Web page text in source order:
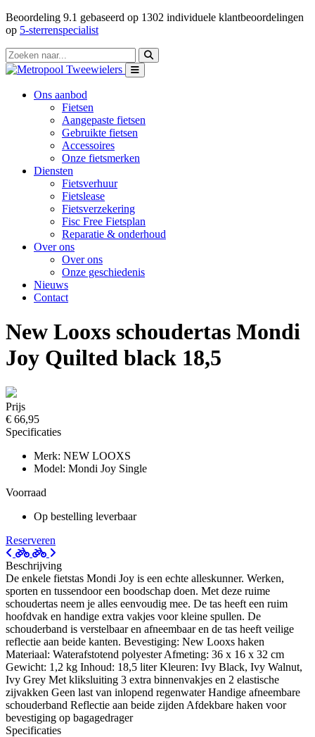
Beoordeling 9.1 gebaseerd op 1302 individuele klantbeoordelingen
op 5-sterrenspecialist
Ons aanbod
Fietsen
Aangepaste fietsen
Gebruikte fietsen
Accessoires
Onze fietsmerken
Diensten
Fietsverhuur
Fietslease
Fietsverzekering
Fisc Free Fietsplan
Reparatie & onderhoud
Over ons
Over ons
Onze geschiedenis
Nieuws
Contact
New Looxs schoudertas Mondi
Joy Quilted black 18,5
Prijs
€ 66,95
Specificaties
Merk: NEW LOOXS
Model: Mondi Joy Single
Voorraad
Op bestelling leverbaar
Reserveren
Beschrijving
De enkele fietstas Mondi Joy is een echte alleskunner. Werken,
sporten en tussendoor een boodschap doen. Met deze ruime
schoudertas neem je alles eenvoudig mee. De tas heeft een ruim
hoofdvak en handige extra vakjes voor kleine spullen. De
schouderband is verstelbaar en afneembaar en de tas heeft veilige
reflectie aan beide kanten. Bevestiging: New Looxs haken
Materiaal: Waterafstotend polyester Afmeting: 36 x 16 x 32 cm
Gewicht: 1,2 kg Inhoud: 18,5 liter Kleuren: Ivy Black, Ivy Walnut,
Ivy Grey Met kliksluiting 3 extra binnenvakjes en 2 elastische
zijvakken Geen last van inlopend regenwater Handige afneembare
schouderband Reflectie aan beide zijden Afdekbare haken voor
bevestiging op bagagedrager
Specificaties